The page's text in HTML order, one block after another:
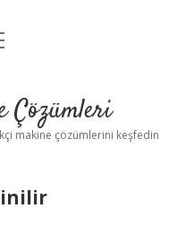
Çözümleri
makine çözümlerini keşfedin